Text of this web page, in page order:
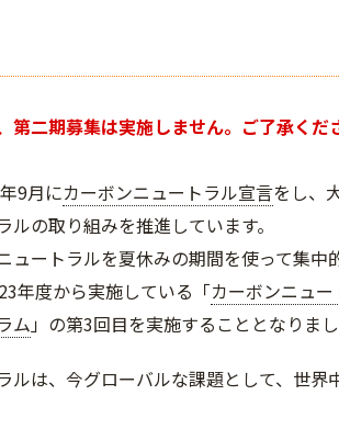
二期募集は実施しません。ご了承くだ
9月にカーボンニュートラル宣言をし、
ルの取り組みを推進しています。
ュートラルを夏休みの期間を使って集中
年度から実施している「カーボンニュー
ム」の第3回目を実施することとなりまし
ルは、今グローバルな課題として、世界